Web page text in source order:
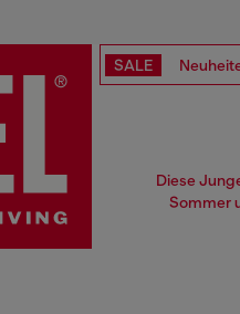
SALE
Diese
Sommer